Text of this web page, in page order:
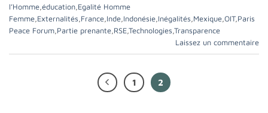
l’Homme éducation Egalité Homme
Femme Externalités France Inde Indonésie Inégalités Mexique OIT, Paris
Peace Forum Partie prenante RSE Technologies Transparence
Laissez un commentaire
1 2